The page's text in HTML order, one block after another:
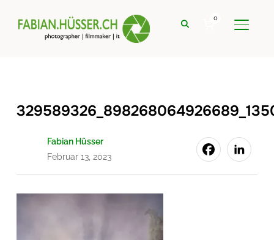
0
Fabian Hüsser
Februar 13, 2023